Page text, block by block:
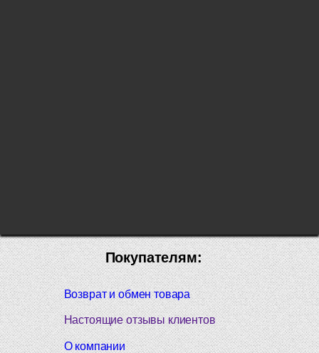
Покупателям:
Возврат и обмен товара
Настоящие отзывы клиентов
О компании